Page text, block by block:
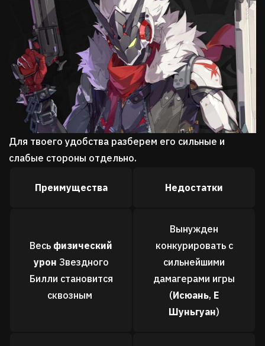
Для твоего удобства разберем его сильные и
слабые стороны отдельно.
Преимущества Недостатки
Весь физический
урон Звездного
Билли становится
сквозным
Вынужден
конкурировать с
сильнейшими
дамагерами игры
(Исюань, Е
Шуньгуан)